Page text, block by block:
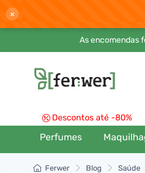
×
As encomendas
Descontos até -80%
Perfumes
Ferwer Blog Saúde